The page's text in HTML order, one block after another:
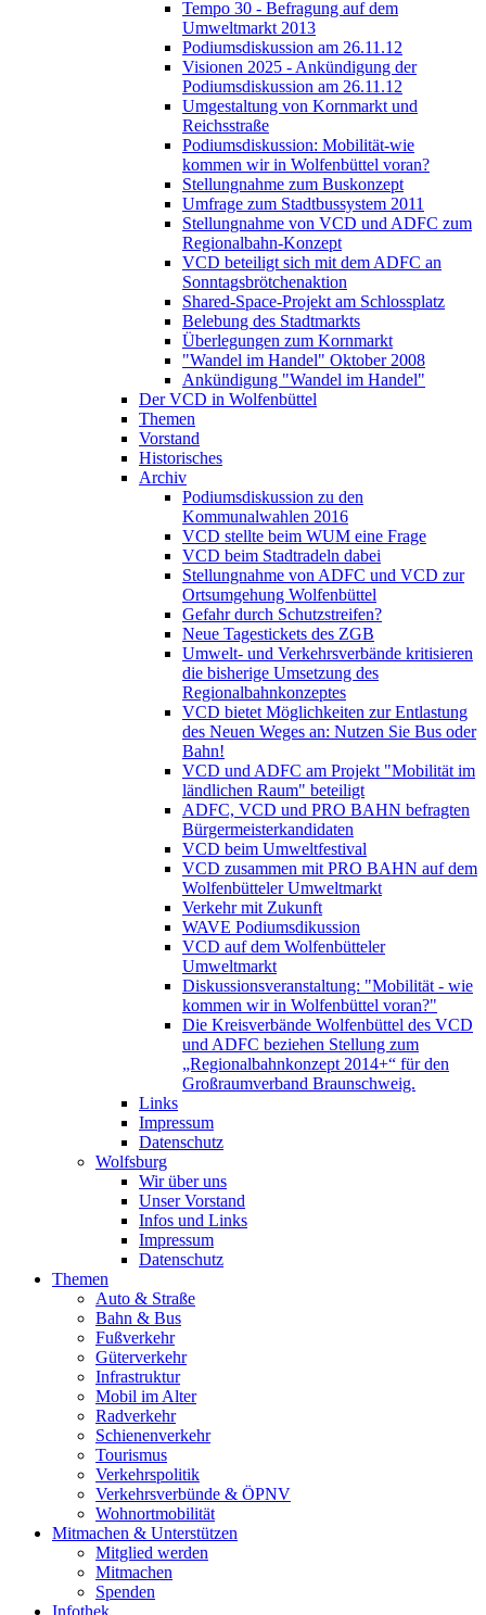
Tempo 30 - Befragung auf dem
Umweltmarkt 2013
Podiumsdiskussion am 26.11.12
Visionen 2025 - Ankündigung der
Podiumsdiskussion am 26.11.12
Umgestaltung von Kornmarkt und
Reichsstraße
Podiumsdiskussion: Mobilität-wie
kommen wir in Wolfenbüttel voran?
Stellungnahme zum Buskonzept
Umfrage zum Stadtbussystem 2011
Stellungnahme von VCD und ADFC zum
Regionalbahn-Konzept
VCD beteiligt sich mit dem ADFC an
Sonntagsbrötchenaktion
Shared-Space-Projekt am Schlossplatz
Belebung des Stadtmarkts
Überlegungen zum Kornmarkt
"Wandel im Handel" Oktober 2008
Ankündigung "Wandel im Handel"
Der VCD in Wolfenbüttel
Themen
Vorstand
Historisches
Archiv
Podiumsdiskussion zu den
Kommunalwahlen 2016
VCD stellte beim WUM eine Frage
VCD beim Stadtradeln dabei
Stellungnahme von ADFC und VCD zur
Ortsumgehung Wolfenbüttel
Gefahr durch Schutzstreifen?
Neue Tagestickets des ZGB
Umwelt- und Verkehrsverbände kritisieren
die bisherige Umsetzung des
Regionalbahnkonzeptes
VCD bietet Möglichkeiten zur Entlastung
des Neuen Weges an: Nutzen Sie Bus oder
Bahn!
VCD und ADFC am Projekt "Mobilität im
ländlichen Raum" beteiligt
ADFC, VCD und PRO BAHN befragten
Bürgermeisterkandidaten
VCD beim Umweltfestival
VCD zusammen mit PRO BAHN auf dem
Wolfenbütteler Umweltmarkt
Verkehr mit Zukunft
WAVE Podiumsdikussion
VCD auf dem Wolfenbütteler
Umweltmarkt
Diskussionsveranstaltung: "Mobilität - wie
kommen wir in Wolfenbüttel voran?"
Die Kreisverbände Wolfenbüttel des VCD
und ADFC beziehen Stellung zum
„Regionalbahnkonzept 2014+“ für den
Großraumverband Braunschweig.
Links
Impressum
Datenschutz
Wolfsburg
Wir über uns
Unser Vorstand
Infos und Links
Impressum
Datenschutz
Themen
Auto & Straße
Bahn & Bus
Fußverkehr
Güterverkehr
Infrastruktur
Mobil im Alter
Radverkehr
Schienenverkehr
Tourismus
Verkehrspolitik
Verkehrsverbünde & ÖPNV
Wohnortmobilität
Mitmachen & Unterstützen
Mitglied werden
Mitmachen
Spenden
Infothek